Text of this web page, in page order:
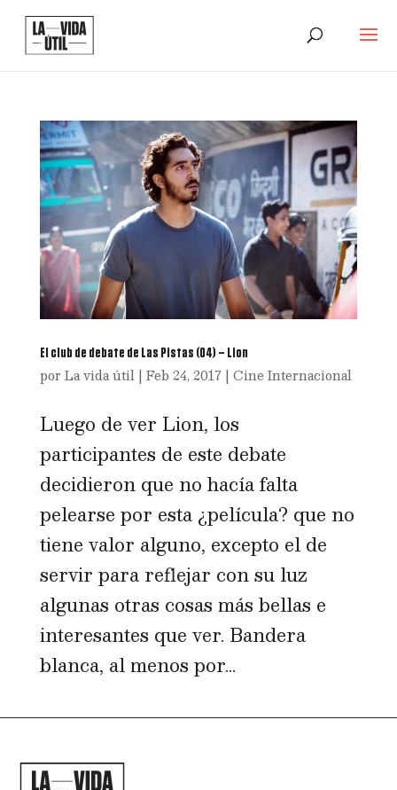
El club de debate de Las Pistas (04) – Lion
por La vida útil| Feb 24, 2017| Cine Internacional
Luego de ver Lion, los
participantes de este debate
decidieron que no hacía falta
pelearse por esta ¿película? que no
tiene valor alguno, excepto el de
servir para reflejar con su luz
algunas otras cosas más bellas e
interesantes que ver. Bandera
blanca, al menos por...